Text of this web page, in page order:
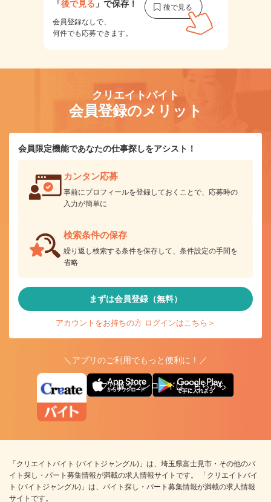
「後で見る 」で保存！
会員登録なしで、
何件でも応募できます。
クリエイトバイト
会員登録のメリット
会員限定機能であなたの仕事探しをアシスト！
カンタン応募
事前にプロフィールを登録しておくことで、応募時の
入力が簡単に
検索条件の保存
繰り返し検索する条件を保存して、条件設定の手間を
省略
まずは会員登録（無料）
アカウントをお持ちの方 ログインはこちら＞
＼アプリのご利用でもっと便利に！／
アプリ版ダウンロードはこちらから
「クリエイトバイト (バイトジャングル)」は、埼玉県富士見市・その他のバ
イト探し・パート募集情報が満載の求人情報サイトです。 「クリエイトバイ
ト (バイトジャングル)」は、バイト探し・パート募集情報が満載の求人情報
サイトです。